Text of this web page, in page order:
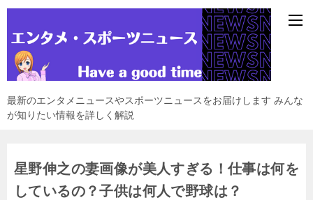
最新のエンタメニュースやスポーツニュースをお届けします みんな
が知りたい情報を詳しく解説
星野伸之の妻画像が美人すぎる！仕事は何を
しているの？子供は何人で野球は？